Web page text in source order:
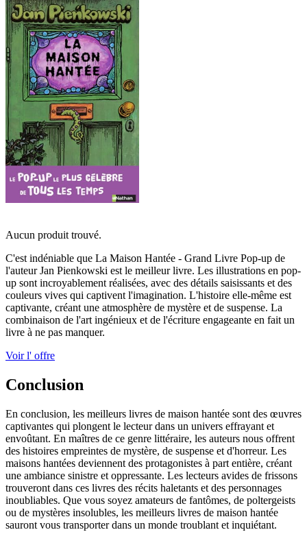
Aucun produit trouvé.
C'est indéniable que La Maison Hantée - Grand Livre Pop-up de
l'auteur Jan Pienkowski est le meilleur livre. Les illustrations en pop-
up sont incroyablement réalisées, avec des détails saisissants et des
couleurs vives qui captivent l'imagination. L'histoire elle-même est
captivante, créant une atmosphère de mystère et de suspense. La
combinaison de l'art ingénieux et de l'écriture engageante en fait un
livre à ne pas manquer.
Voir l' offre
Conclusion
En conclusion, les meilleurs livres de maison hantée sont des œuvres
captivantes qui plongent le lecteur dans un univers effrayant et
envoûtant. En maîtres de ce genre littéraire, les auteurs nous offrent
des histoires empreintes de mystère, de suspense et d'horreur. Les
maisons hantées deviennent des protagonistes à part entière, créant
une ambiance sinistre et oppressante. Les lecteurs avides de frissons
trouveront dans ces livres des récits haletants et des personnages
inoubliables. Que vous soyez amateurs de fantômes, de poltergeists
ou de mystères insolubles, les meilleurs livres de maison hantée
sauront vous transporter dans un monde troublant et inquiétant.